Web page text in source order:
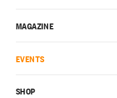
MAGAZINE
EVENTS
SHOP